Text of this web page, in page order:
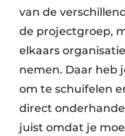
van de
de projectgroep,
elkaars
nemen. Daar heb
om te schuifelen
direct
juist omdat je